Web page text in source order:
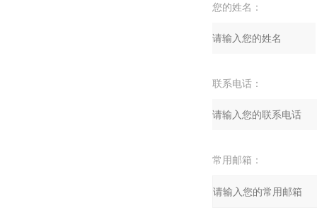
您的姓名：
联系电话：
常用邮箱：